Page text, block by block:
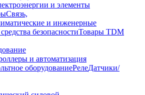
и элементы
Связь,
и инженерные
безопасностиТовары TDM
и автоматизация
оборудованиеРелеДатчики/